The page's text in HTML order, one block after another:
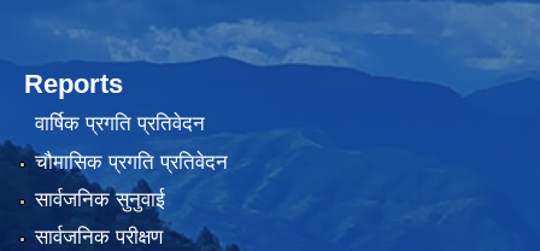
Reports
वार्षिक प्रगति प्रतिवेदन
चौमासिक प्रगति प्रतिवेदन
सार्वजनिक सुनुवाई
सार्वजनिक परीक्षण